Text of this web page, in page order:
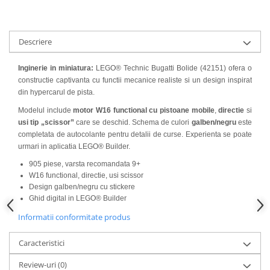
Descriere
Inginerie in miniatura: LEGO® Technic Bugatti Bolide (42151) ofera o
constructie captivanta cu functii mecanice realiste si un design inspirat
din hypercarul de pista.
Modelul includemotor W16 functional cu pistoane mobile,directie si
usi tip „scissor” care se deschid. Schema de culori galben/negrueste
completata de autocolante pentru detalii de curse. Experienta se poate
urmari in aplicatia LEGO® Builder.
905 piese, varsta recomandata 9+
W16 functional, directie, usi scissor
Design galben/negru cu stickere
Ghid digital in LEGO® Builder
Informatii conformitate produs
Caracteristici
Review-uri(0)